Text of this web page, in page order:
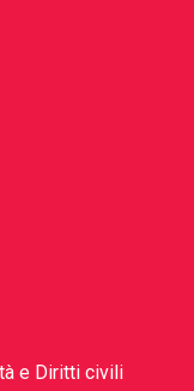
e Diritti civili